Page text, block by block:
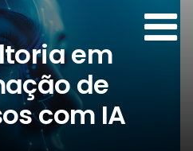
em
de
com IA